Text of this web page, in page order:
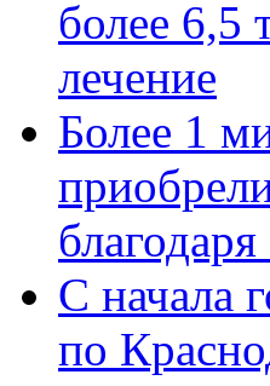
более 6,5
лечение
Более 1
С начала
по